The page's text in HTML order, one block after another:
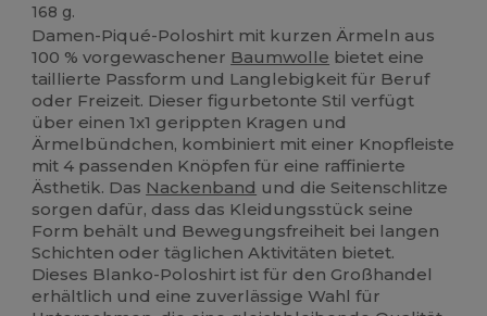
168 g.
Damen-Piqué-Poloshirt mit kurzen Ärmeln aus
100 % vorgewaschener Baumwolle bietet eine
taillierte Passform und Langlebigkeit für Beruf
oder Freizeit. Dieser figurbetonte Stil verfügt
über einen 1x1 gerippten Kragen und
Ärmelbündchen, kombiniert mit einer Knopfleiste
mit 4 passenden Knöpfen für eine raffinierte
Ästhetik. Das Nackenband und die Seitenschlitze
sorgen dafür, dass das Kleidungsstück seine
Form behält und Bewegungsfreiheit bei langen
Schichten oder täglichen Aktivitäten bietet.
Dieses Blanko-Poloshirt ist für den Großhandel
erhältlich und eine zuverlässige Wahl für